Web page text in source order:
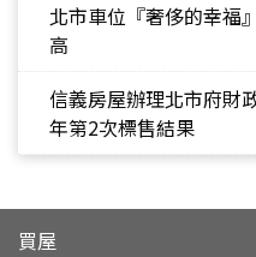
北市車位『奢侈的幸福
高
信義房屋辦理北市府財
年第2次標售結果
買屋